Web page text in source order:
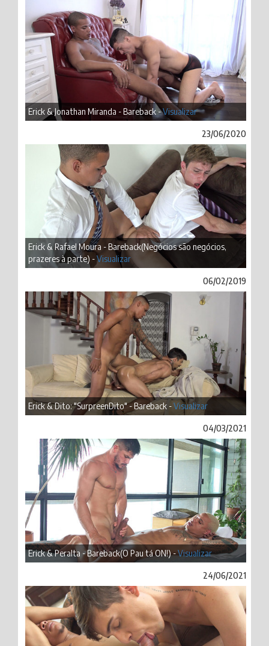
Erick & Jonathan Miranda - Bareback -Visualizar
23/06/2020
Erick & Rafael Moura - Bareback(Negócios são negócios,
prazeres à parte) -Visualizar
06/02/2019
Erick & Dito: "SurpreenDito" - Bareback -Visualizar
04/03/2021
Erick & Peralta - Bareback(O Pau tá ON!) -Visualizar
24/06/2021